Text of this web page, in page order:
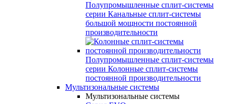
Полупромышленные сплит-системы
серии Канальные сплит-системы
большой мощности постоянной
производительности
Полупромышленные сплит-системы
серии Колонные сплит-системы
постоянной производительности
Мультизональные системы
Мультизональные системы